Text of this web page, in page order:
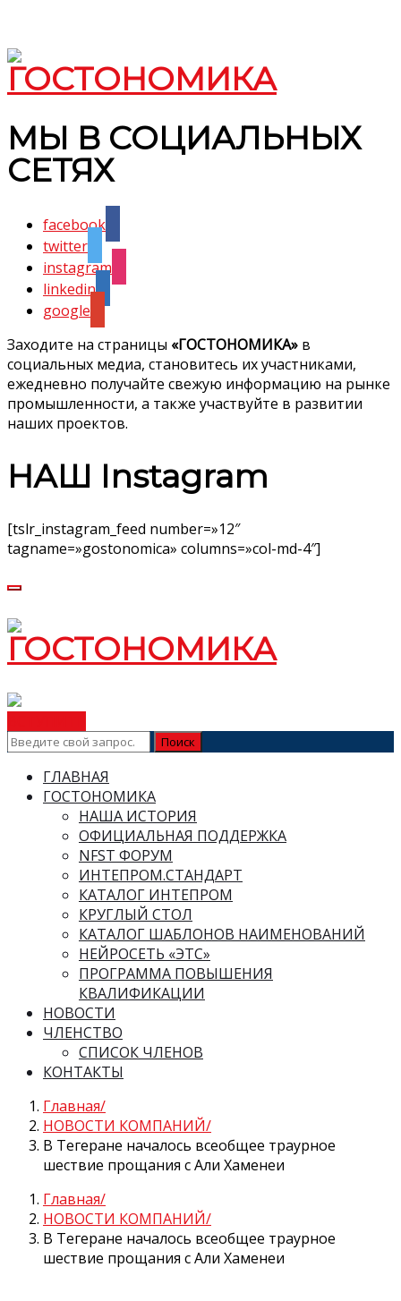
МЫ В СОЦИАЛЬНЫХ
СЕТЯХ
facebook
twitter
instagram
linkedin
google
Заходите на страницы «ГОСТОНОМИКА» в
социальных медиа, становитесь их участниками,
ежедневно получайте свежую информацию на рынке
промышленности, а также участвуйте в развитии
наших проектов.
НАШ Instagram
[tslr_instagram_feed number=»12″
tagname=»gostonomica» columns=»col-md-4″]
ГЛАВНАЯ
ГОСТОНОМИКА
НАША ИСТОРИЯ
ОФИЦИАЛЬНАЯ ПОДДЕРЖКА
NFST ФОРУМ
ИНТЕПРОМ.СТАНДАРТ
КАТАЛОГ ИНТЕПРОМ
КРУГЛЫЙ СТОЛ
КАТАЛОГ ШАБЛОНОВ НАИМЕНОВАНИЙ
НЕЙРОСЕТЬ «ЭТС»
ПРОГРАММА ПОВЫШЕНИЯ
КВАЛИФИКАЦИИ
НОВОСТИ
ЧЛЕНСТВО
СПИСОК ЧЛЕНОВ
КОНТАКТЫ
Главная
НОВОСТИ КОМПАНИЙ
В Тегеране началось всеобщее траурное
шествие прощания с Али Хаменеи
Главная
НОВОСТИ КОМПАНИЙ
В Тегеране началось всеобщее траурное
шествие прощания с Али Хаменеи